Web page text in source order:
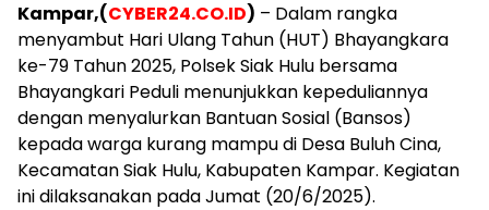
Kampar,(CYBER24.CO.ID) – Dalam rangka
menyambut Hari Ulang Tahun (HUT) Bhayangkara
ke-79 Tahun 2025, Polsek Siak Hulu bersama
Bhayangkari Peduli menunjukkan kepeduliannya
dengan menyalurkan Bantuan Sosial (Bansos)
kepada warga kurang mampu di Desa Buluh Cina,
Kecamatan Siak Hulu, Kabupaten Kampar. Kegiatan
ini dilaksanakan pada Jumat (20/6/2025).